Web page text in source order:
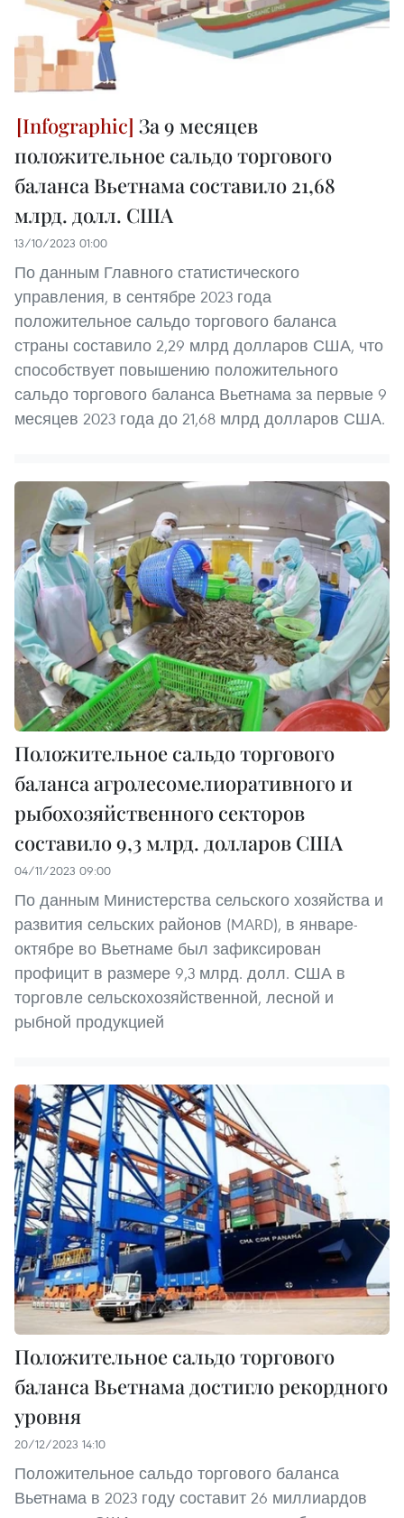
За 9 месяцев
положительное сальдо торгового
баланса Вьетнама составило 21,68
млрд. долл. США
13/10/2023 01:00
По данным Главного статистического
управления, в сентябре 2023 года
положительное сальдо торгового баланса
страны составило 2,29 млрд долларов США, что
способствует повышению положительного
сальдо торгового баланса Вьетнама за первые 9
месяцев 2023 года до 21,68 млрд долларов США.
Положительное сальдо торгового
баланса агролесомелиоративного и
рыбохозяйственного секторов
составило 9,3 млрд. долларов США
04/11/2023 09:00
По данным Министерства сельского хозяйства и
развития сельских районов (MARD), в январе-
октябре во Вьетнаме был зафиксирован
профицит в размере 9,3 млрд. долл. США в
торговле сельскохозяйственной, лесной и
рыбной продукцией
Положительное сальдо торгового
баланса Вьетнама достигло рекордного
уровня
20/12/2023 14:10
Положительное сальдо торгового баланса
Вьетнама в 2023 году составит 26 миллиардов